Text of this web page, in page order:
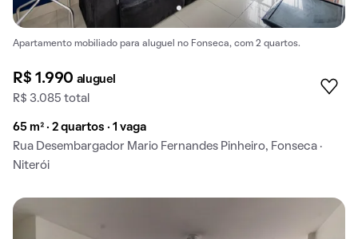
Apartamento mobiliado para aluguel no Fonseca, com 2 quartos.
R$ 1.990 aluguel
R$ 3.085 total
65 m² · 2 quartos · 1 vaga
Rua Desembargador Mario Fernandes Pinheiro, Fonseca ·
Niterói